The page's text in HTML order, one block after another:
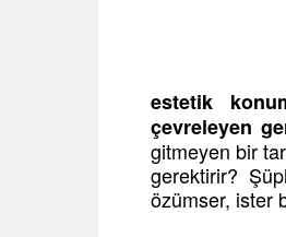
estetik
çevreleyen
gitmeyen bir
gerektirir?
özümser, ister